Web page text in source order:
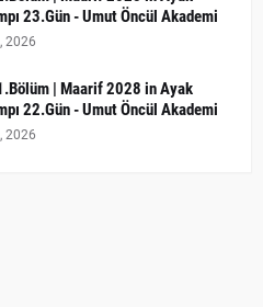
23.Gün - Umut Öncül Akademi
2026
| Maarif 2028 in Ayak
22.Gün - Umut Öncül Akademi
2026